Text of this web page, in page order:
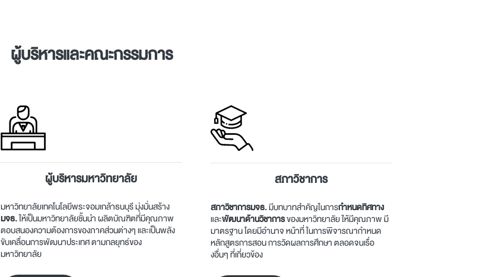
ผู้บริหารและคณะกรรมการ
ผู้บริหารมหาวิทยาลัย
มหาวิทยาลัยเทคโนโลยีพระจอมเกล้าธนบุรี มุ่งมั่นสร้าง
มจธ.ให้เป็นมหาวิทยาลัยชั้นนำ ผลิตบัณฑิตที่มีคุณภาพ
ตอบสนองความต้องการของภาคส่วนต่างๆ และเป็นพลัง
ขับเคลื่อนการพัฒนาประเทศ ตามกลยุทธ์ของ
มหาวิทยาลัย
สภาวิชาการ
สภาวิชาการมจธ.มีบทบาทสำคัญในการกำหนดทิศทาง
และพัฒนาด้านวิชาการของมหาวิทยาลัย ให้มีคุณภาพ มี
มาตรฐาน โดยมีอำนาจ หน้าที่ ในการพิจารณากำหนด
หลักสูตรการสอน การวัดผลการศึกษา ตลอดจนเรื่อ
งอื่นๆ ที่เกี่ยวข้อง